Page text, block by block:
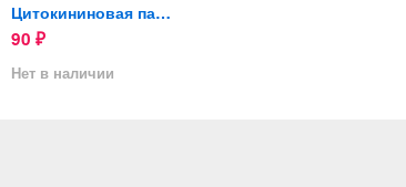
Цитокининовая паста
90 ₽
Нет в наличии